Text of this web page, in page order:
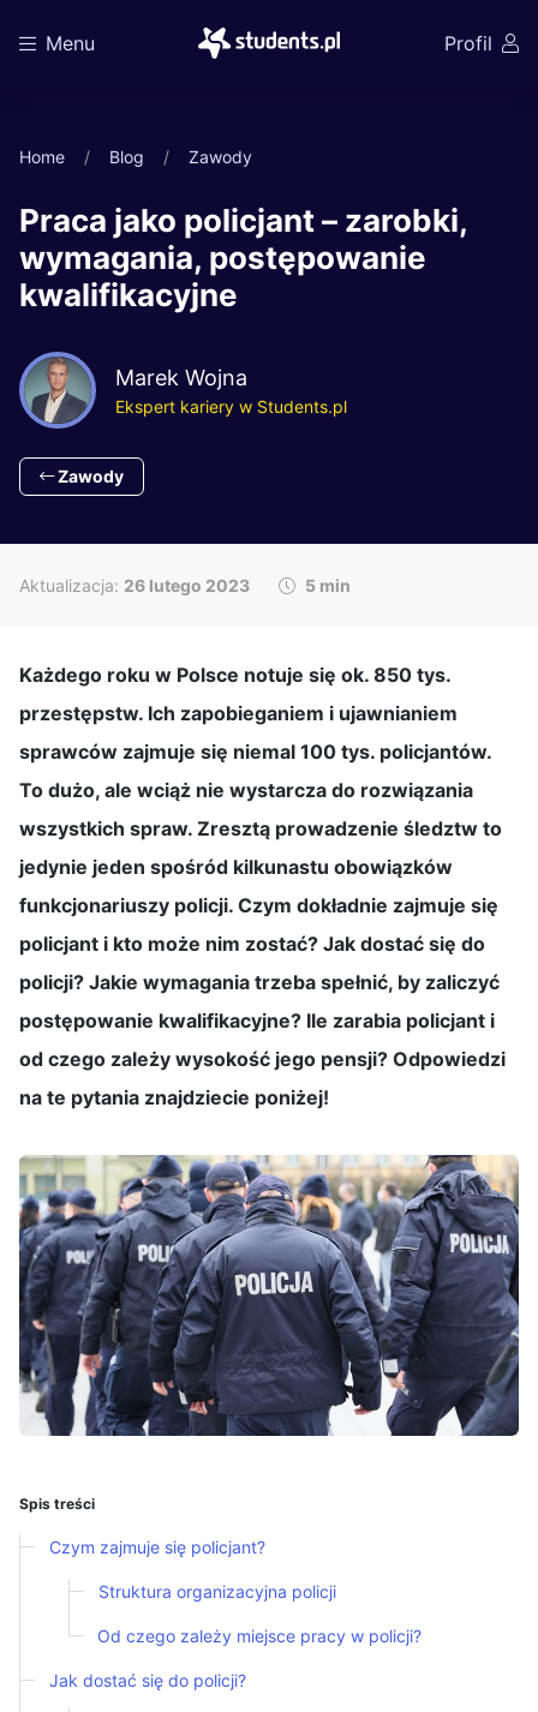
Menu Profil
Home Blog Zawody
Praca jako policjant – zarobki,
wymagania, postępowanie
kwalifikacyjne
Marek Wojna
Ekspert kariery w Students.pl
Zawody
Aktualizacja: 26 lutego 2023 5 min
Każdego roku w Polsce notuje się ok. 850 tys.
przestępstw. Ich zapobieganiem i ujawnianiem
sprawców zajmuje się niemal 100 tys. policjantów.
To dużo, ale wciąż nie wystarcza do rozwiązania
wszystkich spraw. Zresztą prowadzenie śledztw to
jedynie jeden spośród kilkunastu obowiązków
funkcjonariuszy policji. Czym dokładnie zajmuje się
policjant i kto może nim zostać? Jak dostać się do
policji? Jakie wymagania trzeba spełnić, by zaliczyć
postępowanie kwalifikacyjne? Ile zarabia policjant i
od czego zależy wysokość jego pensji? Odpowiedzi
na te pytania znajdziecie poniżej!
Spis treści
Czym zajmuje się policjant?
Struktura organizacyjna policji
Od czego zależy miejsce pracy w policji?
Jak dostać się do policji?